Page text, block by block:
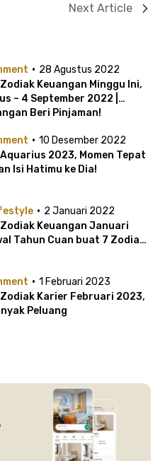
Next Article
· 28 Agustus 2022
Keuangan Minggu Ini,
– 4 September 2022 |
Beri Pinjaman!
· 10 Desember 2022
2023, Momen Tepat
Isi Hatimu ke Dia!
· 2 Januari 2022
Keuangan Januari
Tahun Cuan buat 7 Zodiak
· 1 Februari 2023
Zodiak Karier Februari 2023,
Peluang